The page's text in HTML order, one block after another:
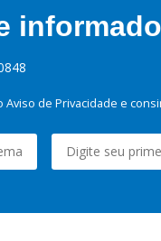
de Privacidade e